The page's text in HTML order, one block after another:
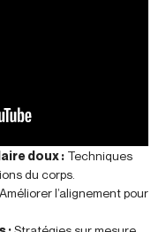
doux : Techniques
du corps.
Améliorer l’alignement pour